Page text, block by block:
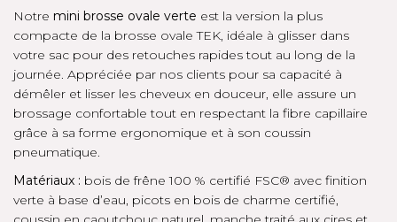
Notre mini brosse ovale verte est la version la plus
compacte de la brosse ovale TEK, idéale à glisser dans
votre sac pour des retouches rapides tout au long de la
journée. Appréciée par nos clients pour sa capacité à
démêler et lisser les cheveux en douceur, elle assure un
brossage confortable tout en respectant la fibre capillaire
grâce à sa forme ergonomique et à son coussin
pneumatique.
Matériaux : bois de frêne 100 % certifié FSC® avec finition
verte à base d’eau, picots en bois de charme certifié,